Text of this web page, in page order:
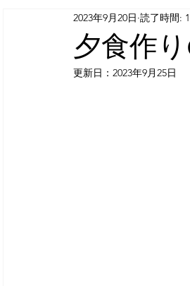
夕食作
2023年9月20日 読了時間:
更新日： 2023年9月25日